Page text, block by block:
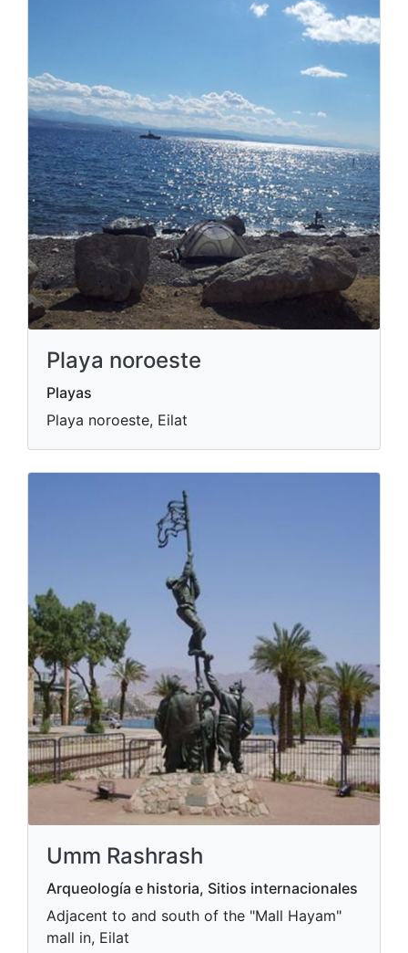
Playa noroeste
Playas
Playa noroeste, Eilat
Umm Rashrash
Arqueología e historia, Sitios internacionales
Adjacent to and south of the "Mall Hayam"
mall in, Eilat